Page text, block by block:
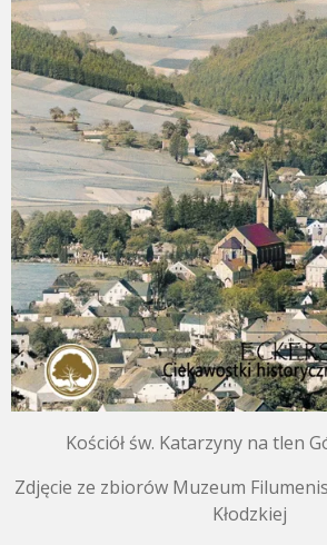
Kościół św. Katarzyny na tlen
Zdjęcie ze zbiorów Muzeum
Kłodzkiej